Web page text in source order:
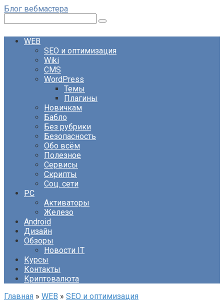
Перейти
контенту
Блог вебмастера
WEB
SEO и оптимизация
Wiki
CMS
WordPress
Темы
Плагины
Новичкам
Бабло
Без рубрики
Безопасность
Обо всём
Полезное
Сервисы
Скрипты
Соц. сети
PC
Активаторы
Железо
Android
Дизайн
Обзоры
Новости IT
Курсы
Контакты
Криптовалюта
Главная » WEB » SEO и оптимизация